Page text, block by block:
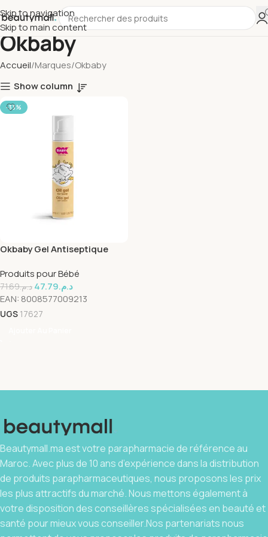
Skip to navigation
Skip to main content
Okbaby
Accueil Marques Okbaby
Show column
-33%
Okbaby Gel Antiseptique
Produits pour Bébé
د.م.71.69 د.م.47.79
EAN: 8008577009213
UGS 17627
Beautymall.ma est votre parapharmacie de référence au
Maroc. Avec plus de 10 ans d’expérience dans la distribution
de produits parapharmaceutiques, nous proposons les prix
les plus attractifs du marché. Nous mettons également à
votre disposition des conseillères spécialisées en beauté et
santé pour mieux vous conseiller.Nos partenariats nous